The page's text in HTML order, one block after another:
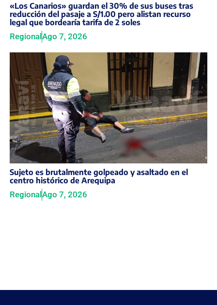
«Los Canarios» guardan el 30% de sus buses tras
reducción del pasaje a S/1.00 pero alistan recurso
legal que bordearía tarifa de 2 soles
RegionalAgo 7, 2026
Sujeto es brutalmente golpeado y asaltado en el
centro histórico de Arequipa
Regional Ago 7, 2026